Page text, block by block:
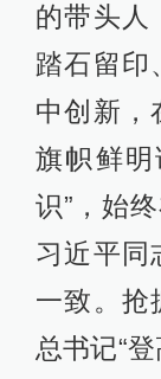
的带头人
踏石留印
中创新，
旗帜鲜
识”，始
习近平同
一致。抢
总书记“